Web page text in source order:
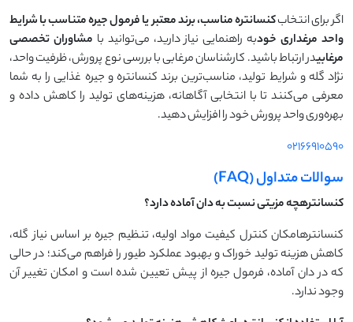
اگر برای انتخابکنسانتره مناسب، برند معتبر یا فرمول جیره متناسب با شرایط
واحد مرغداری خودبه راهنمایی نیاز دارید، می‌توانید با مشاوران تخصصی
مرغابیدر ارتباط باشید. کارشناسان مرغابی با بررسی نوع پرورش، ظرفیت واحد،
نژاد گله و شرایط تولید، مناسب‌ترین برند کنسانتره و جیره غذایی را به شما
معرفی می‌کنند تا با انتخابی آگاهانه، هزینه‌های تولید را کاهش داده و
بهره‌وری واحد پرورش خود را افزایش دهید.
02166910590
سوالات متداول (FAQ)
کنسانترهچه مزیتی نسبت به دان آماده دارد؟
کنسانترهامکان کنترل کیفیت مواد اولیه، تنظیم جیره بر اساس نیاز گله،
کاهش هزینه تولید خوراک و بهبود عملکرد طیور را فراهم می‌کند؛ در حالی
که در دان آماده، فرمول جیره از پیش تعیین شده است و امکان تغییر آن
وجود ندارد.